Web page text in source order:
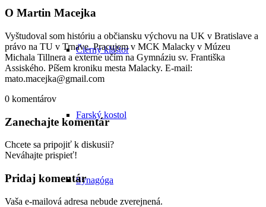
Čierny kláštor
Farský kostol
Synagóga
O Martin Macejka
Vyštudoval som históriu a občiansku výchovu na UK v Bratislave a
právo na TU v Trnave. Pracujem v MCK Malacky v Múzeu
Michala Tillnera a externe učím na Gymnáziu sv. Františka
Assiského. Píšem kroniku mesta Malacky. E-mail:
mato.macejka@gmail.com
0 komentárov
Zanechajte komentár
Chcete sa pripojiť k diskusii?
Neváhajte prispieť!
Pridaj komentár
Vaša e-mailová adresa nebude zverejnená.